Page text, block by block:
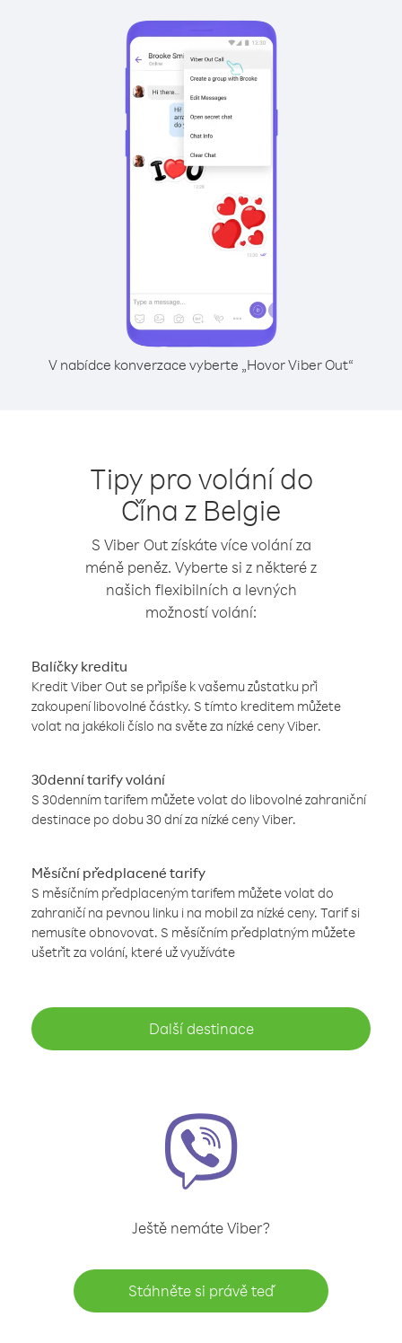
V nabídce konverzace vyberte „Hovor Viber Out“
Tipy pro volání do
Čína z Belgie
S Viber Out získáte více volání za
méně peněz. Vyberte si z některé z
našich flexibilních a levných
možností volání:
Balíčky kreditu
Kredit Viber Out se připíše k vašemu zůstatku při
zakoupení libovolné částky. S tímto kreditem můžete
volat na jakékoli číslo na světe za nízké ceny Viber.
30denní tarify volání
S 30denním tarifem můžete volat do libovolné zahraniční
destinace po dobu 30 dní za nízké ceny Viber.
Měsíční předplacené tarify
S měsíčním předplaceným tarifem můžete volat do
zahraničí na pevnou linku i na mobil za nízké ceny. Tarif si
nemusíte obnovovat. S měsíčním předplatným můžete
ušetřit za volání, které už využíváte
Další destinace
Ještě nemáte Viber?
Stáhněte si právě teď